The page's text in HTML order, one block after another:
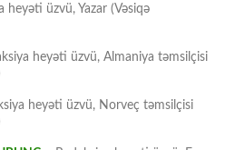
heyəti üzvü, Yazar (Vəsiqə
heyəti üzvü, Almaniya təmsilçisi
heyəti üzvü, Norveç təmsilçisi